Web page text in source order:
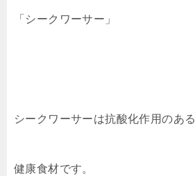
「シークワーサー」
シークワーサーは抗酸化作用のある
健康食材です。